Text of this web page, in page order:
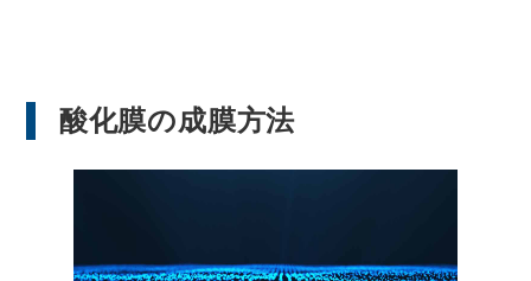
酸化膜の成膜方法